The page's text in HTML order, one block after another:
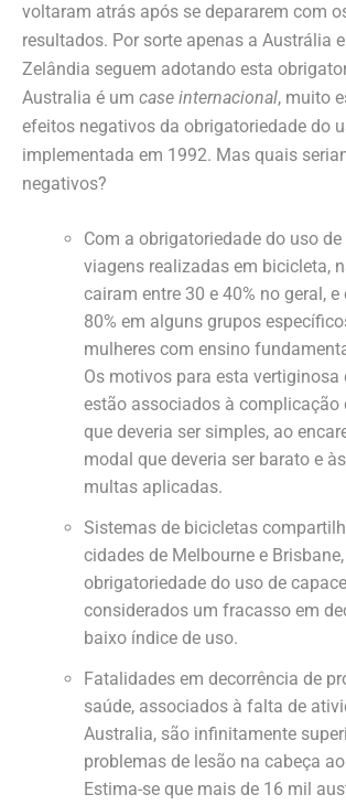
voltaram atrás após se depararem com
resultados. Por sorte apenas a Austrália
Zelândia seguem adotando esta
Australia é um case internacional, muito
efeitos negativos da obrigatoriedade do
implementada em 1992. Mas quais
negativos?
Com a obrigatoriedade do uso
viagens realizadas em bicicleta,
cairam entre 30 e 40% no geral,
80% em alguns grupos
mulheres com ensino
Os motivos para esta vertiginosa
estão associados à complicação
que deveria ser simples, ao
modal que deveria ser barato e
multas aplicadas.
Sistemas de bicicletas
cidades de Melbourne e
obrigatoriedade do uso de
considerados um fracasso em
baixo índice de uso.
Fatalidades em decorrência de
saúde, associados à falta de
Australia, são infinitamente
problemas de lesão na cabeça
Estima-se que mais de 16 mil